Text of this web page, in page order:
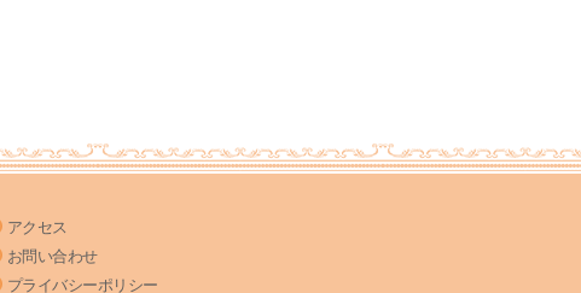
アクセス
お問い合わせ
プライバシーポリシー